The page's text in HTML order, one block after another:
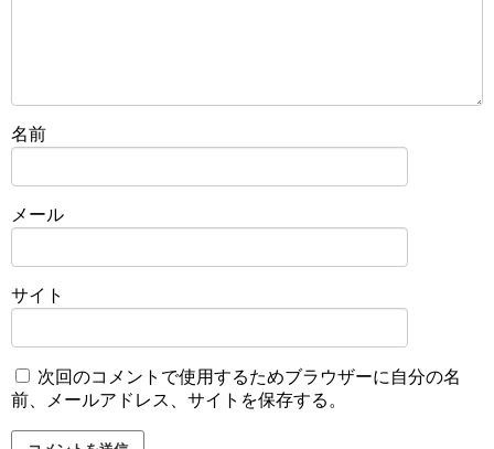
名前
メール
サイト
次回のコメントで使用するためブラウザーに自分の名
前、メールアドレス、サイトを保存する。